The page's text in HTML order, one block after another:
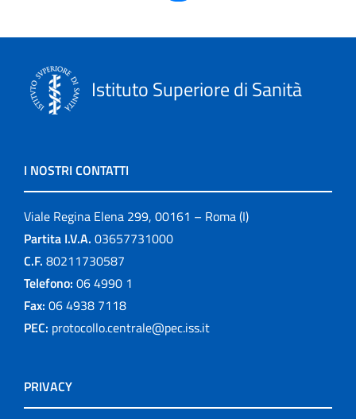
Istituto Superiore di Sanità
I NOSTRI CONTATTI
Viale Regina Elena 299, 00161 – Roma (I)
Partita I.V.A. 03657731000
C.F. 80211730587
Telefono: 06 4990 1
Fax: 06 4938 7118
PEC: protocollo.centrale@pec.iss.it
PRIVACY